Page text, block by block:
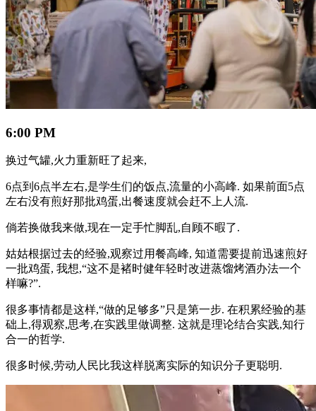
6:00 PM
换过气罐,火力重新旺了起来,
6点到6点半左右,是学生们的饭点,流量的小高峰. 如果前面5点
左右没有煎好那批鸡蛋,出餐速度就会赶不上人流.
倘若换做我来做,现在一定手忙脚乱,自顾不暇了.
姑姑根据过去的经验,观察过用餐高峰, 知道需要提前迅速煎好
一批鸡蛋, 我想,“这不是褚时健年轻时改进蒸馏烤酒办法一个
样嘛?”.
很多事情都是这样,“做的足够多”只是第一步. 在积累经验的基
础上,得观察,思考,在实践里做调整. 这就是理论结合实践,知行
合一的哲学.
很多时候,劳动人民比我这样脱离实际的知识分子更聪明.